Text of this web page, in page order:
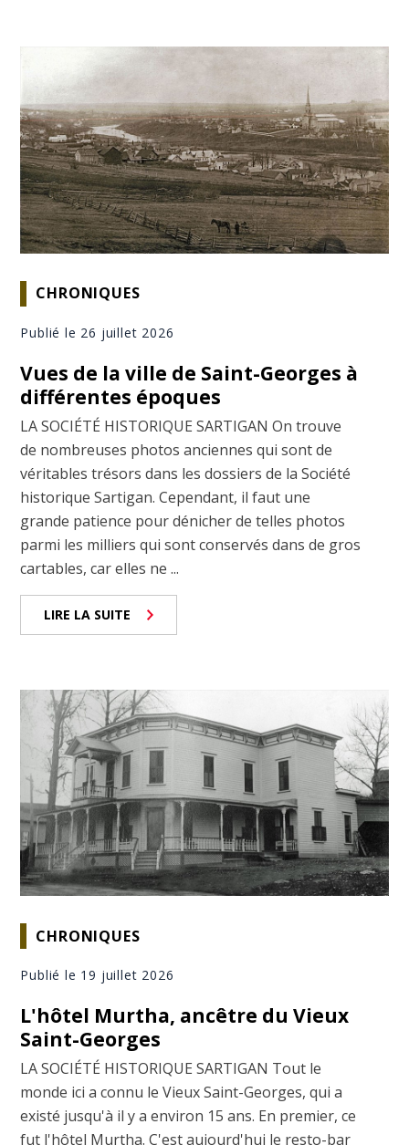
CHRONIQUES
Publié le 26 juillet 2026
Vues de la ville de Saint-Georges à
différentes époques
LA SOCIÉTÉ HISTORIQUE SARTIGAN On trouve
de nombreuses photos anciennes qui sont de
véritables trésors dans les dossiers de la Société
historique Sartigan. Cependant, il faut une
grande patience pour dénicher de telles photos
parmi les milliers qui sont conservés dans de gros
cartables, car elles ne ...
LIRE LA SUITE
CHRONIQUES
Publié le 19 juillet 2026
L'hôtel Murtha, ancêtre du Vieux
Saint-Georges
LA SOCIÉTÉ HISTORIQUE SARTIGAN Tout le
monde ici a connu le Vieux Saint-Georges, qui a
existé jusqu'à il y a environ 15 ans. En premier, ce
fut l'hôtel Murtha. C'est aujourd'hui le resto-bar